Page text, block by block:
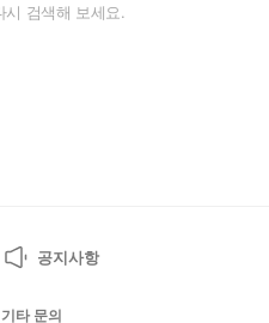
시 검색해 보세요.
공지사항
기타 문의